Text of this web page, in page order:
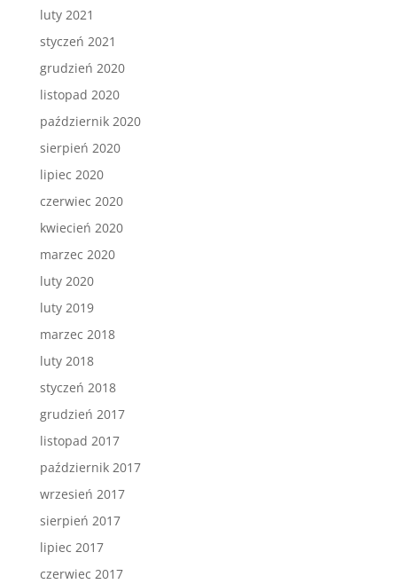
luty 2021
styczeń 2021
grudzień 2020
listopad 2020
październik 2020
sierpień 2020
lipiec 2020
czerwiec 2020
kwiecień 2020
marzec 2020
luty 2020
luty 2019
marzec 2018
luty 2018
styczeń 2018
grudzień 2017
listopad 2017
październik 2017
wrzesień 2017
sierpień 2017
lipiec 2017
czerwiec 2017